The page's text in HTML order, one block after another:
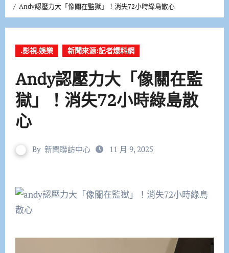
Andy認壓力大「像關在監獄」！消失72小時綠島散心
.影視.娛樂 新聞來源:記者爆料網
Andy認壓力大「像關在監
獄」！消失72小時綠島散
心
By 新聞聯訪中心 11 月 9, 2025